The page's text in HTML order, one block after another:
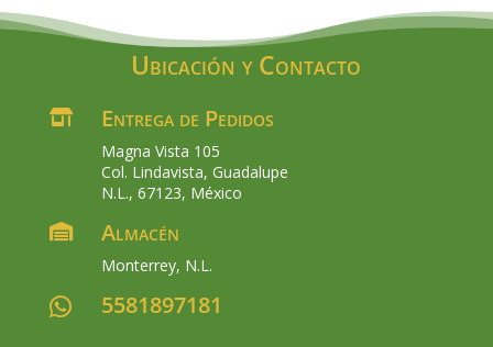
Ubicación y Contacto
 Entrega de Pedidos
Magna Vista 105
Col. Lindavista, Guadalupe
N.L., 67123, México
 Almacén
Monterrey, N.L.
 5581897181